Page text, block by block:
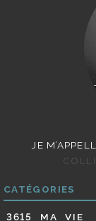
JE
CATÉGORIES
3615 MA VIE